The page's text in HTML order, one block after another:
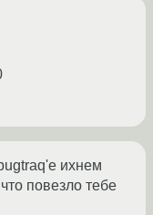
ихнем
повезло тебе